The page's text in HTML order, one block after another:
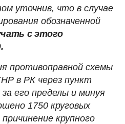
уточнив, что в случае
обозначенной
с этого
противоправной схемы
в РК через пункт
его пределы и минуя
1750 круговых
крупного